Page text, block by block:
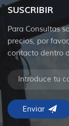
SUSCRIBIR
Para Consultas
precios, por
contacto dentro